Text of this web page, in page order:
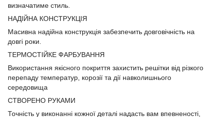
визначатиме стиль.
НАДІЙНА КОНСТРУКЦІЯ
Масивна надійна конструкція забезпечить довговічність на
довгі роки.
ТЕРМОСТІЙКЕ ФАРБУВАННЯ
Використання якісного покриття захистить решітки від різкого
перепаду температур, корозії та дії навколишнього
середовища
СТВОРЕНО РУКАМИ
Точність у виконанні кожної деталі надасть вам впевненості,